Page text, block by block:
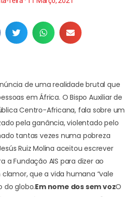
de uma realidade brutal que
em África. O Bispo Auxiliar de
Centro-Africana, fala sobre um
pela ganância, violentado pelo
tantas vezes numa pobreza
Ruiz Molina aceitou escrever
a Fundação AIS para dizer ao
que a vida humana “vale
do globo.Em nome dos sem vozO